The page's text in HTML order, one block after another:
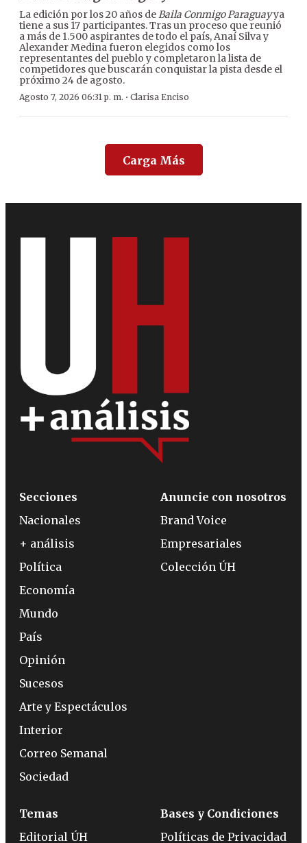
La edición por los 20 años deBaila Conmigo Paraguayya
tiene a sus 17 participantes. Tras un proceso que reunió
a más de 1.500 aspirantes de todo el país, Anaí Silva y
Alexander Medina fueron elegidos como los
representantes del pueblo y completaron la lista de
competidores que buscarán conquistar la pista desde el
próximo 24 de agosto.
Agosto 7, 2026 06:31 p. m. · Clarisa Enciso
Carga Más
Secciones
Nacionales
+ análisis
Política
Economía
Mundo
País
Opinión
Sucesos
Arte y Espectáculos
Interior
Correo Semanal
Sociedad
Anuncie con nosotros
Brand Voice
Empresariales
Colección ÚH
Temas
Editorial ÚH
Bases y Condiciones
Políticas de Privacidad